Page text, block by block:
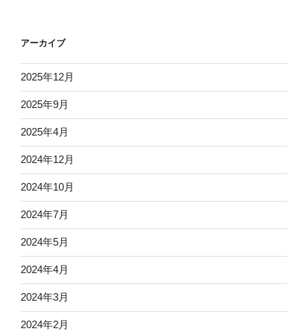
アーカイブ
2025年12月
2025年9月
2025年4月
2024年12月
2024年10月
2024年7月
2024年5月
2024年4月
2024年3月
2024年2月